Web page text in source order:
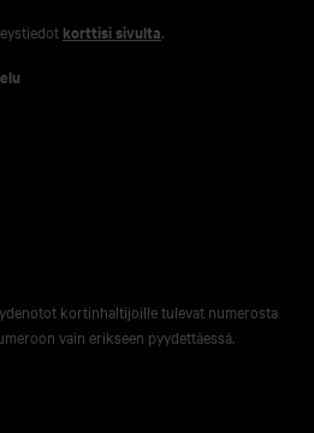
korttisi sivulta.
kortinhaltijoille tulevat numerosta
vain erikseen pyydettäessä.